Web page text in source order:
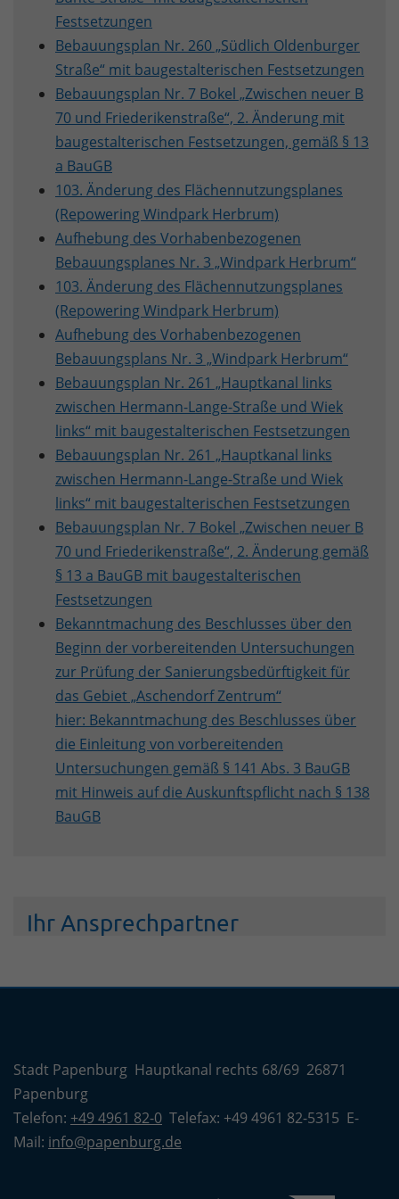
Festsetzungen
Bebauungsplan Nr. 260 „Südlich Oldenburger
Straße“ mit baugestalterischen Festsetzungen
Bebauungsplan Nr. 7 Bokel „Zwischen neuer B
70 und Friederikenstraße“, 2. Änderung mit
baugestalterischen Festsetzungen, gemäß § 13
a BauGB
103. Änderung des Flächennutzungsplanes
(Repowering Windpark Herbrum)
Aufhebung des Vorhabenbezogenen
Bebauungsplanes Nr. 3 „Windpark Herbrum“
103. Änderung des Flächennutzungsplanes
(Repowering Windpark Herbrum)
Aufhebung des Vorhabenbezogenen
Bebauungsplans Nr. 3 „Windpark Herbrum“
Bebauungsplan Nr. 261 „Hauptkanal links
zwischen Hermann-Lange-Straße und Wiek
links“ mit baugestalterischen Festsetzungen
Bebauungsplan Nr. 261 „Hauptkanal links
zwischen Hermann-Lange-Straße und Wiek
links“ mit baugestalterischen Festsetzungen
Bebauungsplan Nr. 7 Bokel „Zwischen neuer B
70 und Friederikenstraße“, 2. Änderung gemäß
§ 13 a BauGB mit baugestalterischen
Festsetzungen
Bekanntmachung des Beschlusses über den
Beginn der vorbereitenden Untersuchungen
zur Prüfung der Sanierungsbedürftigkeit für
das Gebiet „Aschendorf Zentrum“
hier: Bekanntmachung des Beschlusses über
die Einleitung von vorbereitenden
Untersuchungen gemäß § 141 Abs. 3 BauGB
mit Hinweis auf die Auskunftspflicht nach § 138
BauGB
Ihr Ansprechpartner
Stadt Papenburg Hauptkanal rechts 68/69 26871
Papenburg
Telefon: +49 4961 82-0 Telefax: +49 4961 82-5315 E-
Mail: info@papenburg.de